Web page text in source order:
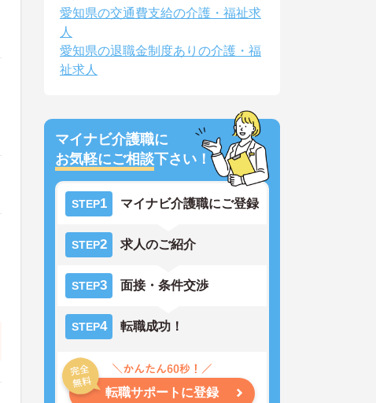
愛知県の交通費支給の介護・福祉求
人
愛知県の退職金制度ありの介護・福
祉求人
マイナビ介護職に
お気軽にご相談下さい！
STEP1 マイナビ介護職にご登録
STEP2 求人のご紹介
STEP3 面接・条件交渉
STEP4 転職成功！
転職サポートに登録